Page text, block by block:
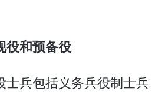
役和预备役
士兵包括义务兵役制士兵